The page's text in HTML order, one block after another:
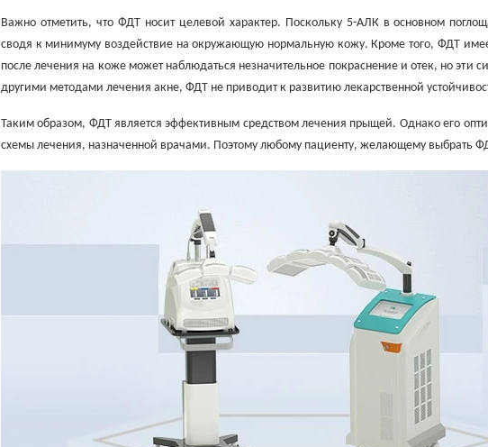
Важно отметить, что ФДТ носит целевой характер. Поскольку 5-АЛК в основном
сводя к минимуму воздействие на окружающую нормальную кожу. Кроме того, ФДТ
после лечения на коже может наблюдаться незначительное покраснение и отек, но эти
другими методами лечения акне, ФДТ не приводит к развитию лекарственной
Таким образом, ФДТ является эффективным средством лечения прыщей. Однако его
схемы лечения, назначенной врачами. Поэтому любому пациенту, желающему выбрать